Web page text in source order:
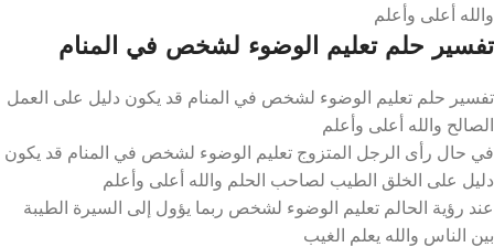
والله أعلى وأعلم
تفسير حلم تعليم الوضوء لشخص في المنام
تفسير حلم تعليم الوضوء لشخص في المنام قد يكون دليل على العمل
الصالح والله أعلى وأعلم
في حال رأى الرجل المتزوج تعليم الوضوء لشخص في المنام قد يكون
دليل على الخلق الطيب لصاحب الحلم والله أعلى وأعلم
عند رؤية الحالم تعليم الوضوء لشخص ربما يؤول إلى السيرة الطيبة
بين الناس والله يعلم الغيب